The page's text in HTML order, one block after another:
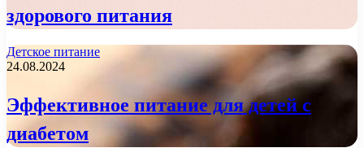
здорового питания
Детское питание
24.08.2024
Эффективное питание для детей с
диабетом